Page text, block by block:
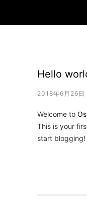
Hello
2018年6月26日
Welcome to
This is your
start blogging!